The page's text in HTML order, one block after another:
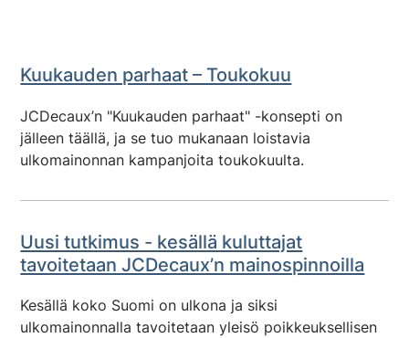
Kuukauden parhaat – Toukokuu
JCDecaux’n "Kuukauden parhaat" -konsepti on
jälleen täällä, ja se tuo mukanaan loistavia
ulkomainonnan kampanjoita toukokuulta.
Uusi tutkimus - kesällä kuluttajat
tavoitetaan JCDecaux’n mainospinnoilla
Kesällä koko Suomi on ulkona ja siksi
ulkomainonnalla tavoitetaan yleisö poikkeuksellisen